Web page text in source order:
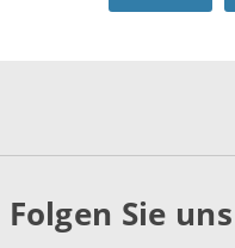
Folgen Sie uns